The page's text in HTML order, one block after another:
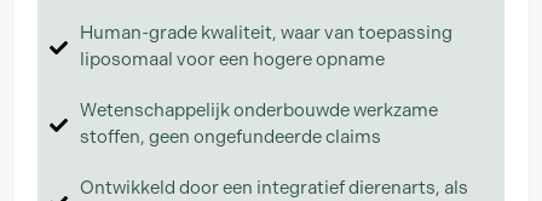
Human-grade kwaliteit, waar van toepassing
liposomaal voor een hogere opname
Wetenschappelijk onderbouwde werkzame
stoffen, geen ongefundeerde claims
Ontwikkeld door een integratief dierenarts, als